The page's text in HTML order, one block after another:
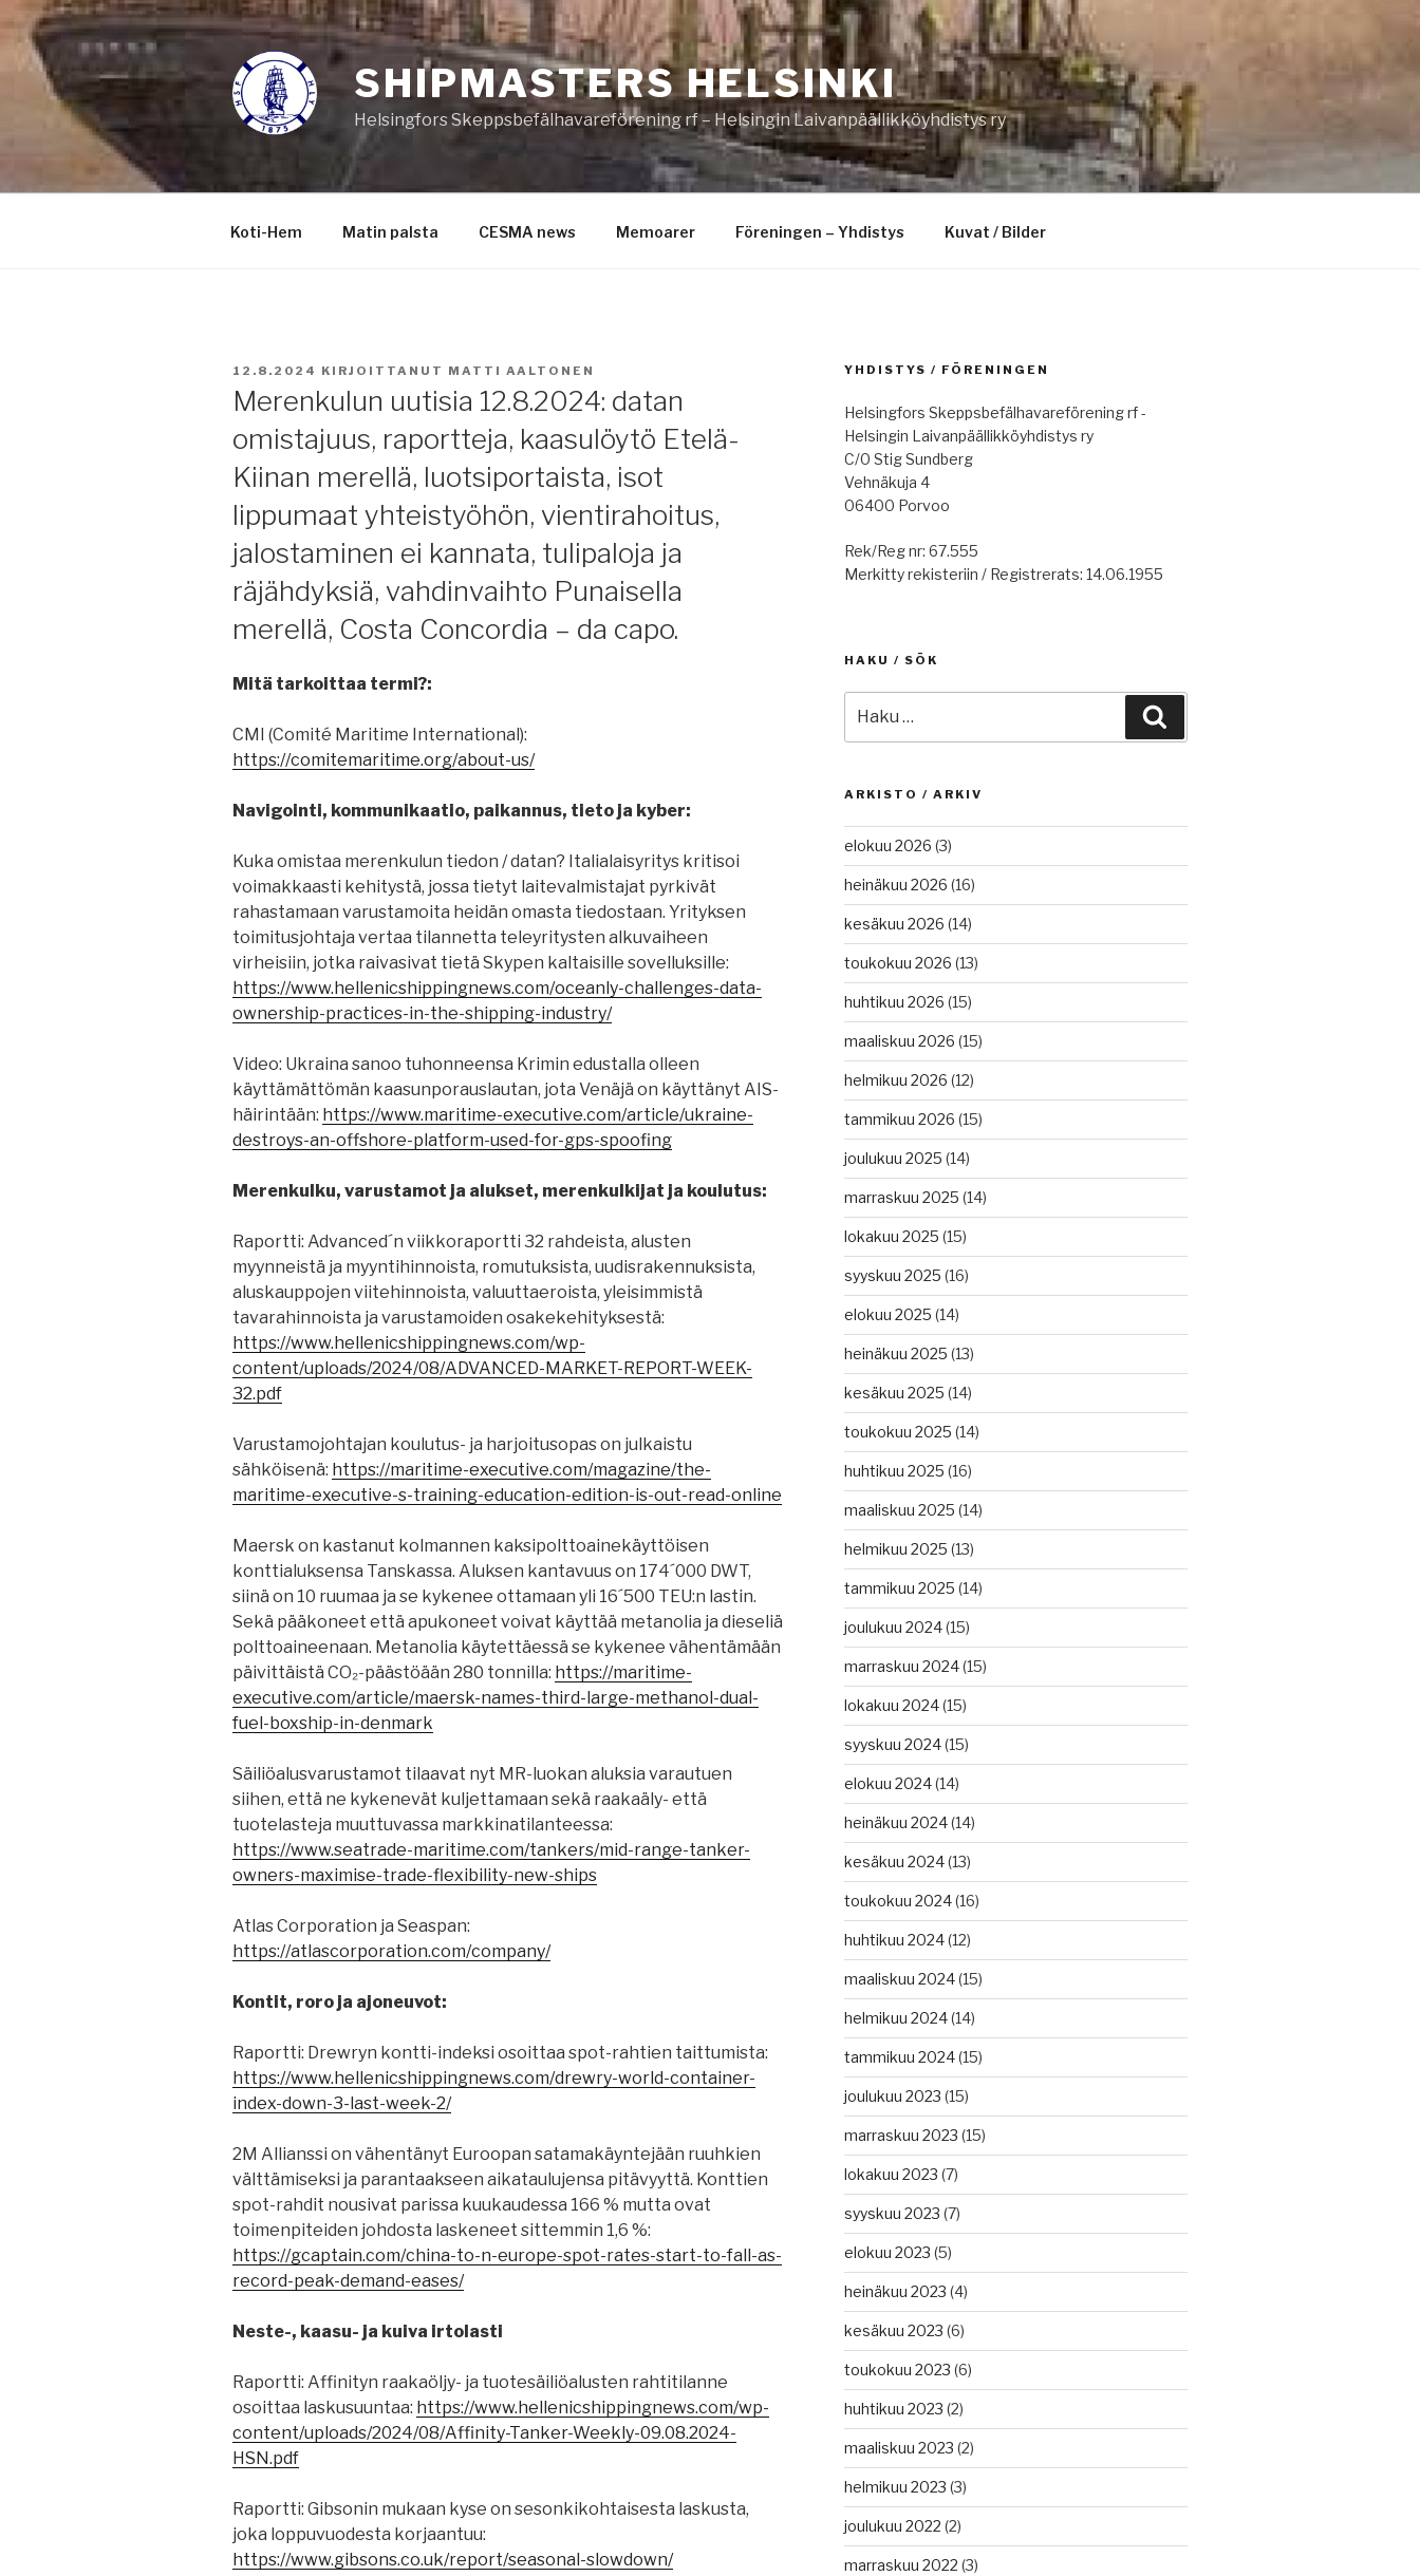
Siirry
sisältöön
SHIPMASTERS HELSINKI
Helsingfors Skeppsbefälhavareförening rf – Helsingin Laivanpäällikköyhdistys ry
Koti-Hem Matin palsta CESMA news Memoarer Föreningen – Yhdistys Kuvat / Bilder
JULKAISTU
12.8.2024 KIRJOITTANUT MATTI AALTONEN
Merenkulun uutisia 12.8.2024: datan
omistajuus, raportteja, kaasulöytö Etelä-
Kiinan merellä, luotsiportaista, isot
lippumaat yhteistyöhön, vientirahoitus,
jalostaminen ei kannata, tulipaloja ja
räjähdyksiä, vahdinvaihto Punaisella
merellä, Costa Concordia – da capo.
Mitä tarkoittaa termi?:
CMI (Comité Maritime International):
https://comitemaritime.org/about-us/
Navigointi, kommunikaatio, paikannus, tieto ja kyber:
Kuka omistaa merenkulun tiedon / datan? Italialaisyritys kritisoi
voimakkaasti kehitystä, jossa tietyt laitevalmistajat pyrkivät
rahastamaan varustamoita heidän omasta tiedostaan. Yrityksen
toimitusjohtaja vertaa tilannetta teleyritysten alkuvaiheen
virheisiin, jotka raivasivat tietä Skypen kaltaisille sovelluksille:
https://www.hellenicshippingnews.com/oceanly-challenges-data-
ownership-practices-in-the-shipping-industry/
Video: Ukraina sanoo tuhonneensa Krimin edustalla olleen
käyttämättömän kaasunporauslautan, jota Venäjä on käyttänyt AIS-
häirintään: https://www.maritime-executive.com/article/ukraine-
destroys-an-offshore-platform-used-for-gps-spoofing
Merenkulku, varustamot ja alukset, merenkulkijat ja koulutus:
Raportti: Advanced´n viikkoraportti 32 rahdeista, alusten
myynneistä ja myyntihinnoista, romutuksista, uudisrakennuksista,
aluskauppojen viitehinnoista, valuuttaeroista, yleisimmistä
tavarahinnoista ja varustamoiden osakekehityksestä:
https://www.hellenicshippingnews.com/wp-
content/uploads/2024/08/ADVANCED-MARKET-REPORT-WEEK-
32.pdf
Varustamojohtajan koulutus- ja harjoitusopas on julkaistu
sähköisenä: https://maritime-executive.com/magazine/the-
maritime-executive-s-training-education-edition-is-out-read-online
Maersk on kastanut kolmannen kaksipolttoainekäyttöisen
konttialuksensa Tanskassa. Aluksen kantavuus on 174´000 DWT,
siinä on 10 ruumaa ja se kykenee ottamaan yli 16´500 TEU:n lastin.
Sekä pääkoneet että apukoneet voivat käyttää metanolia ja dieseliä
polttoaineenaan. Metanolia käytettäessä se kykenee vähentämään
päivittäistä CO₂-päästöään 280 tonnilla: https://maritime-
executive.com/article/maersk-names-third-large-methanol-dual-
fuel-boxship-in-denmark
Säiliöalusvarustamot tilaavat nyt MR-luokan aluksia varautuen
siihen, että ne kykenevät kuljettamaan sekä raakaäly- että
tuotelasteja muuttuvassa markkinatilanteessa:
https://www.seatrade-maritime.com/tankers/mid-range-tanker-
owners-maximise-trade-flexibility-new-ships
Atlas Corporation ja Seaspan:
https://atlascorporation.com/company/
Kontit, roro ja ajoneuvot:
Raportti: Drewryn kontti-indeksi osoittaa spot-rahtien taittumista:
https://www.hellenicshippingnews.com/drewry-world-container-
index-down-3-last-week-2/
2M Allianssi on vähentänyt Euroopan satamakäyntejään ruuhkien
välttämiseksi ja parantaakseen aikataulujensa pitävyyttä. Konttien
spot-rahdit nousivat parissa kuukaudessa 166 % mutta ovat
toimenpiteiden johdosta laskeneet sittemmin 1,6 %:
https://gcaptain.com/china-to-n-europe-spot-rates-start-to-fall-as-
record-peak-demand-eases/
Neste-, kaasu- ja kuiva irtolasti
Raportti: Affinityn raakaöljy- ja tuotesäiliöalusten rahtitilanne
osoittaa laskusuuntaa: https://www.hellenicshippingnews.com/wp-
content/uploads/2024/08/Affinity-Tanker-Weekly-09.08.2024-
HSN.pdf
Raportti: Gibsonin mukaan kyse on sesonkikohtaisesta laskusta,
joka loppuvuodesta korjaantuu:
https://www.gibsons.co.uk/report/seasonal-slowdown/
YHDISTYS / FÖRENINGEN
Helsingfors Skeppsbefälhavareförening rf -
Helsingin Laivanpäällikköyhdistys ry
C/0 Stig Sundberg
Vehnäkuja 4
06400 Porvoo
Rek/Reg nr: 67.555
Merkitty rekisteriin / Registrerats: 14.06.1955
HAKU / SÖK
ARKISTO / ARKIV
elokuu 2026 (3)
heinäkuu 2026 (16)
kesäkuu 2026 (14)
toukokuu 2026 (13)
huhtikuu 2026 (15)
maaliskuu 2026 (15)
helmikuu 2026 (12)
tammikuu 2026 (15)
joulukuu 2025 (14)
marraskuu 2025 (14)
lokakuu 2025 (15)
syyskuu 2025 (16)
elokuu 2025 (14)
heinäkuu 2025 (13)
kesäkuu 2025 (14)
toukokuu 2025 (14)
huhtikuu 2025 (16)
maaliskuu 2025 (14)
helmikuu 2025 (13)
tammikuu 2025 (14)
joulukuu 2024(15)
marraskuu 2024(15)
lokakuu 2024(15)
syyskuu 2024(15)
elokuu 2024(14)
heinäkuu 2024(14)
kesäkuu 2024(13)
toukokuu 2024(16)
huhtikuu 2024(12)
maaliskuu 2024(15)
helmikuu 2024(14)
tammikuu 2024(15)
joulukuu 2023 (15)
marraskuu 2023 (15)
lokakuu 2023 (7)
syyskuu 2023 (7)
elokuu 2023 (5)
heinäkuu 2023 (4)
kesäkuu 2023 (6)
toukokuu 2023 (6)
huhtikuu 2023 (2)
maaliskuu 2023 (2)
helmikuu 2023 (3)
joulukuu 2022 (2)
marraskuu 2022 (3)